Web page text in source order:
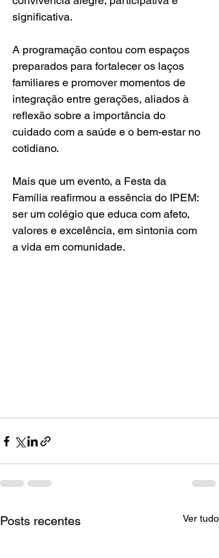
significativa.
A programação contou com espaços
preparados para fortalecer os laços
familiares e promover momentos de
integração entre gerações, aliados à
reflexão sobre a importância do
cuidado com a saúde e o bem-estar no
cotidiano.
Mais que um evento, a Festa da
Família reafirmou a essência do IPEM:
ser um colégio que educa com afeto,
valores e excelência, em sintonia com
a vida em comunidade.
Posts recentes Ver tudo